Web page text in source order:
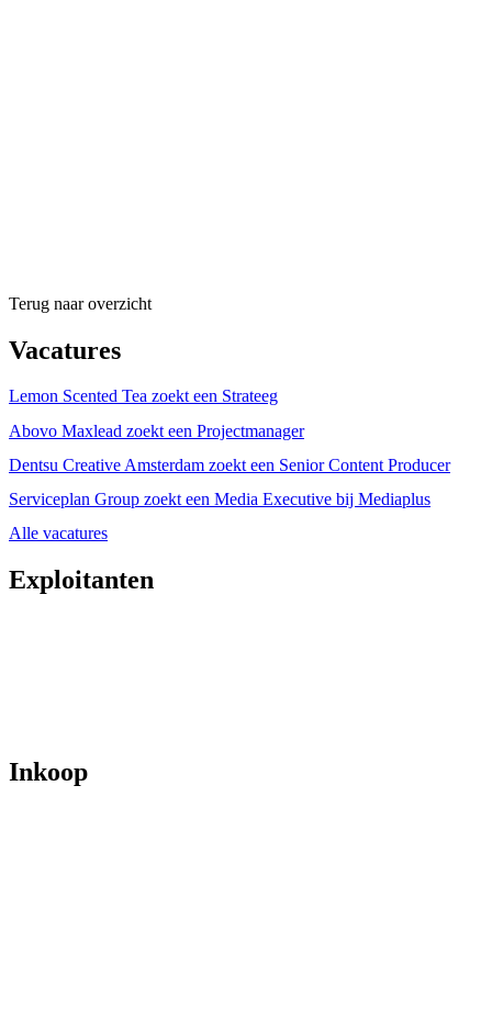
Terug naar overzicht
Vacatures
Lemon Scented Tea zoekt een Strateeg
Abovo Maxlead zoekt een Projectmanager
Dentsu Creative Amsterdam zoekt een Senior Content Producer
Serviceplan Group zoekt een Media Executive bij Mediaplus
Alle vacatures
Exploitanten
Inkoop